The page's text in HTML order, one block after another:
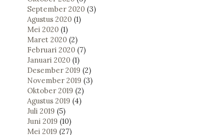
September 2020 (3)
Agustus 2020 (1)
Mei 2020 (1)
Maret 2020 (2)
Februari 2020 (7)
Januari 2020 (1)
Desember 2019 (2)
November 2019 (3)
Oktober 2019 (2)
Agustus 2019 (4)
Juli 2019 (5)
Juni 2019 (10)
Mei 2019 (27)